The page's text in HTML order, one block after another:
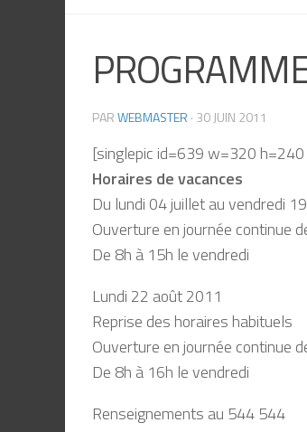
PARWEBMASTER · 30 JUIN 2011
[singlepic id=639 w=320
Horaires de vacances
Du lundi 04 juillet au vendredi
Ouverture en journée continue
De 8h à 15h le vendredi
Lundi 22 août 2011
Reprise des horaires habituels
Ouverture en journée continue
De 8h à 16h le vendredi
Renseignements au 544 544